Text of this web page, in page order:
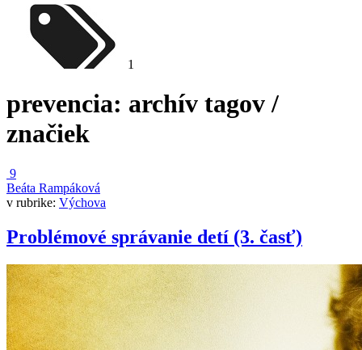
1
prevencia: archív tagov /
značiek
9
Beáta Rampáková
v rubrike: Výchova
Problémové správanie detí (3. časť)